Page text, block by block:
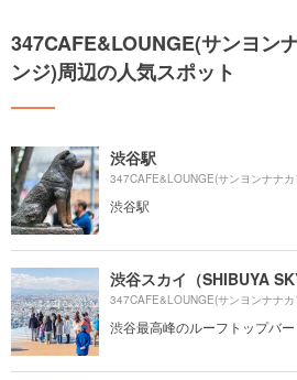
347CAFE&LOUNGE(サンヨン
ンジ)周辺の人気スポット
渋谷駅
347CAFE&LOUNGE(サンヨンナナ
渋谷駅
渋谷スカイ（SHIBUYA
347CAFE&LOUNGE(サンヨンナナ
渋谷最高峰のルーフトップバー